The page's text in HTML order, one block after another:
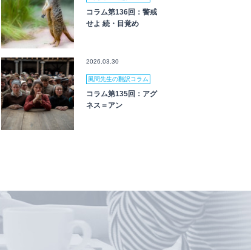
コラム第136回：警戒
せよ 続・目覚め
2026.03.30
風間先生の翻訳コラム
コラム第135回：アグ
ネス＝アン